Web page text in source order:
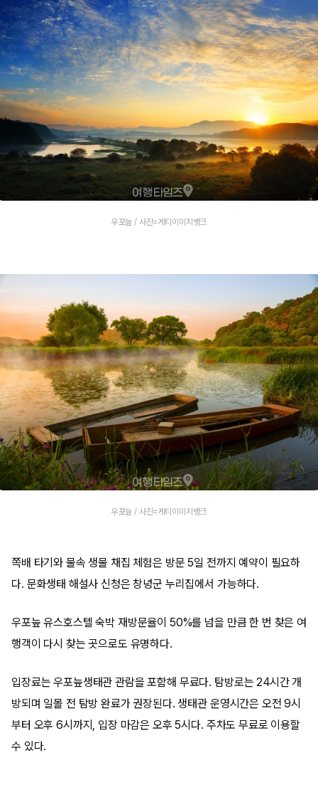
우포늪 / 사진=게티이미지뱅크
우포늪 / 사진=게티이미지뱅크
쪽배 타기와 물속 생물 채집 체험은 방문 5일 전까지 예약이 필요하
다. 문화생태 해설사 신청은 창녕군 누리집에서 가능하다.
우포늪 유스호스텔 숙박 재방문율이 50%를 넘을 만큼 한 번 찾은 여
행객이 다시 찾는 곳으로도 유명하다.
입장료는 우포늪생태관 관람을 포함해 무료다. 탐방로는 24시간 개
방되며 일몰 전 탐방 완료가 권장된다. 생태관 운영시간은 오전 9시
부터 오후 6시까지, 입장 마감은 오후 5시다. 주차도 무료로 이용할
수 있다.